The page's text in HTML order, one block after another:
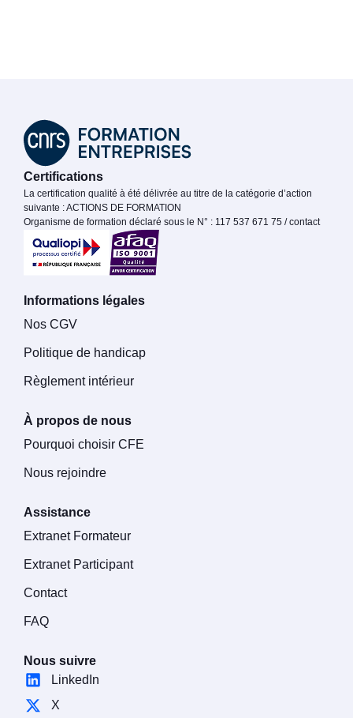
Certifications
La certification qualité à été délivrée au titre de la catégorie d’action
suivante : ACTIONS DE FORMATION
Organisme de formation déclaré sous le N° : 117 537 671 75 / contact
Informations légales
Nos CGV
Politique de handicap
Règlement intérieur
À propos de nous
Pourquoi choisir CFE
Nous rejoindre
Assistance
Extranet Formateur
Extranet Participant
Contact
FAQ
Nous suivre
LinkedIn
X